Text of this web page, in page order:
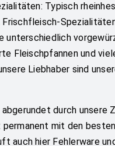
Typisch
Frischfleisch-
unterschiedlich
Fleischpfannen und
Liebhaber sind
durch unsere
permanent mit den
auch hier Fehlerware